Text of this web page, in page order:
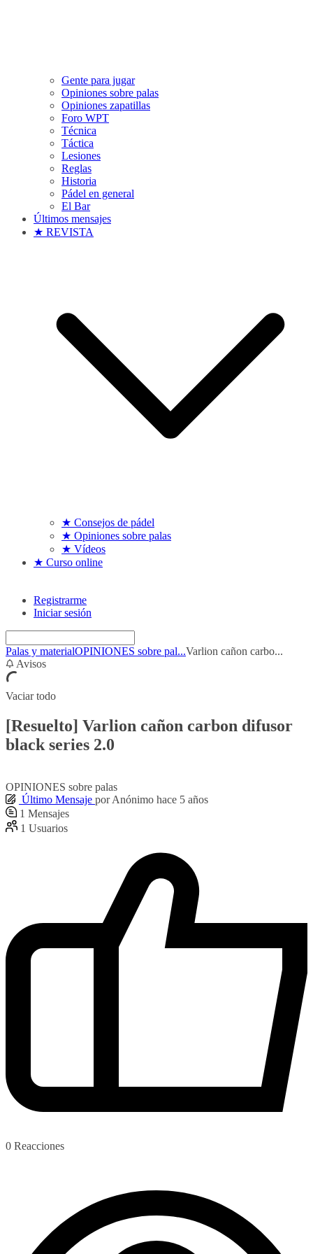
Gente para jugar
Opiniones sobre palas
Opiniones zapatillas
Foro WPT
Técnica
Táctica
Lesiones
Reglas
Historia
Pádel en general
El Bar
Últimos mensajes
★ REVISTA
★ Consejos de pádel
★ Opiniones sobre palas
★ Vídeos
★ Curso online
Registrarme
Iniciar sesión
Palas y materialOPINIONES sobre pal...Varlion cañon carbo...
Avisos
Vaciar todo
[Resuelto] Varlion cañon carbon difusor
black series 2.0
OPINIONES sobre palas
Último Mensaje por Anónimo hace 5 años
1 Mensajes
1 Usuarios
0 Reacciones